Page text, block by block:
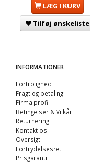
LÆG I KURV
Tilføj ønskeliste
INFORMATIONER
Fortrolighed
Fragt og betaling
Firma profil
Betingelser & Vilkår
Returnering
Kontakt os
Oversigt
Fortrydelsesret
Prisgaranti